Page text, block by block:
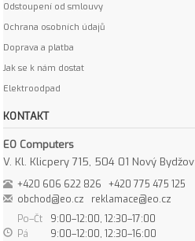
Odstoupení od smlouvy
Ochrana osobních údajů
Doprava a platba
Jak se k nám dostat
Elektroodpad
KONTAKT
EO Computers
V. Kl. Klicpery 715, 504 01 Nový Bydžov
+420 606 622 826
+420 775 475 125
obchod@eo.cz
reklamace@eo.cz
Po–Čt
9:00–12:00, 12:30–17:00
Pá
9:00–12:00, 12:30–16:00